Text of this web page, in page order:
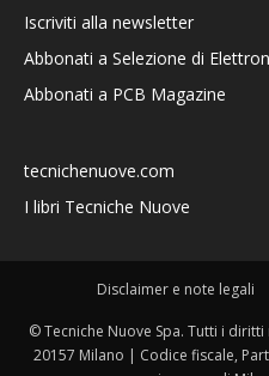
Iscriviti alla newsletter
Abbonati a Selezione di
Abbonati a PCB Magazine
tecnichenuove.com
I libri Tecniche Nuove
Disclaimer e note legali
© Tecniche Nuove Spa. Tutti i
20157 Milano | Codice fiscale,